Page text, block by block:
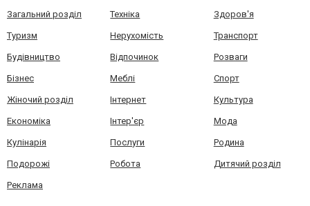
Загальний розділ Техніка Здоров'я
Туризм Нерухомість Транспорт
Будівництво Відпочинок Розваги
Бізнес Меблі Спорт
Жіночий розділ Інтернет Культура
Економіка Інтер'єр Мода
Кулінарія Послуги Родина
Подорожі Робота Дитячий розділ
Реклама